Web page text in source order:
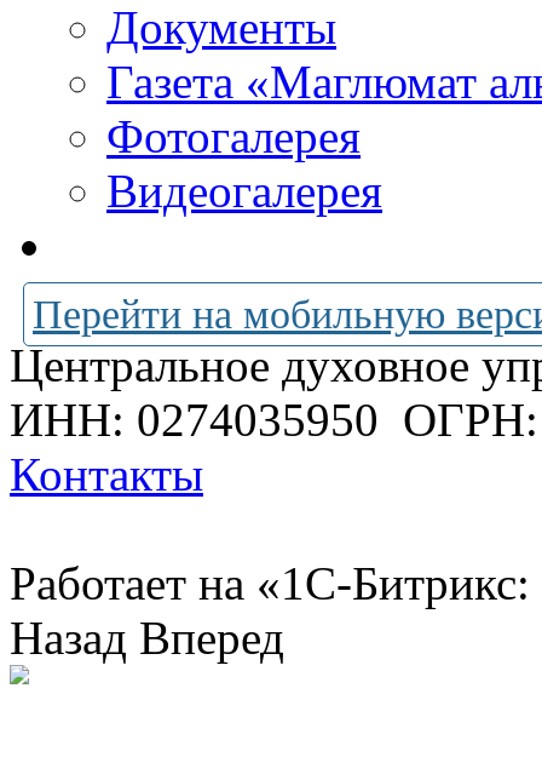
Документы
Газета «Маглюмат
Фотогалерея
Видеогалерея
Перейти на мобильную
Центральное духовное
ИНН: 0274035950 ОГРН:
Контакты
Работает на «1С-
Назад Вперед